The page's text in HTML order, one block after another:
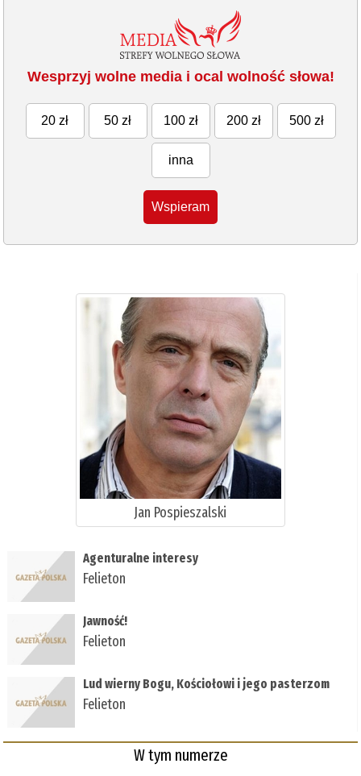
Wesprzyj wolne media i ocal wolność słowa!
20 zł 50 zł 100 zł 200 zł 500 zł
inna
Wspieram
Jan Pospieszalski
Agenturalne interesy
Felieton
Jawność!
Felieton
Lud wierny Bogu, Kościołowi i jego pasterzom
Felieton
W tym numerze